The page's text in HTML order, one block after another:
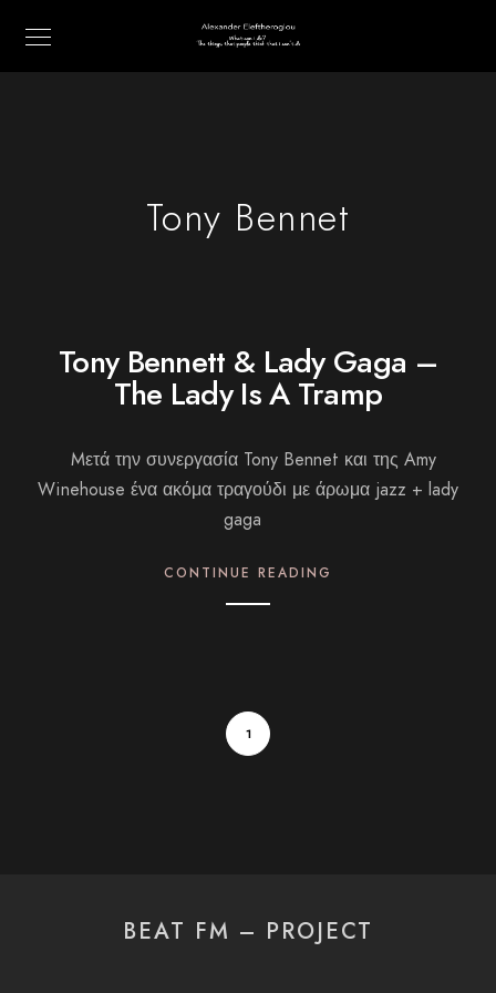
Tony Bennet
Tony Bennett & Lady Gaga –
The Lady Is A Tramp
Mετά την συνεργασία Tony Bennet και της Amy
Winehouse ένα ακόμα τραγούδι με άρωμα jazz + lady
gaga
CONTINUE READING
1
BEAT FM – PROJECT